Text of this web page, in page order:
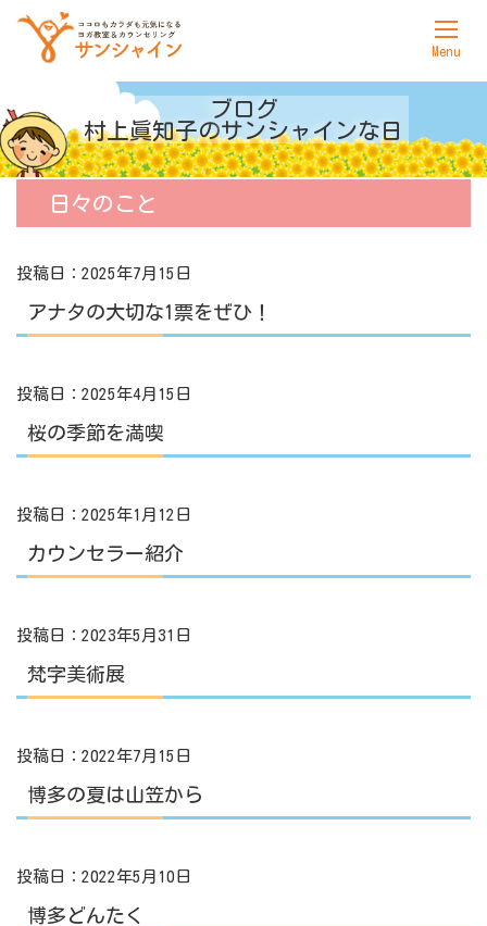
サンシャインについて
お問合せ
ブログ
村上眞知子のサンシャインな日
日々のこと
投稿日：2025年7月15日
アナタの大切な1票をぜひ！
投稿日：2025年4月15日
桜の季節を満喫
投稿日：2025年1月12日
カウンセラー紹介
投稿日：2023年5月31日
梵字美術展
投稿日：2022年7月15日
博多の夏は山笠から
投稿日：2022年5月10日
博多どんたく